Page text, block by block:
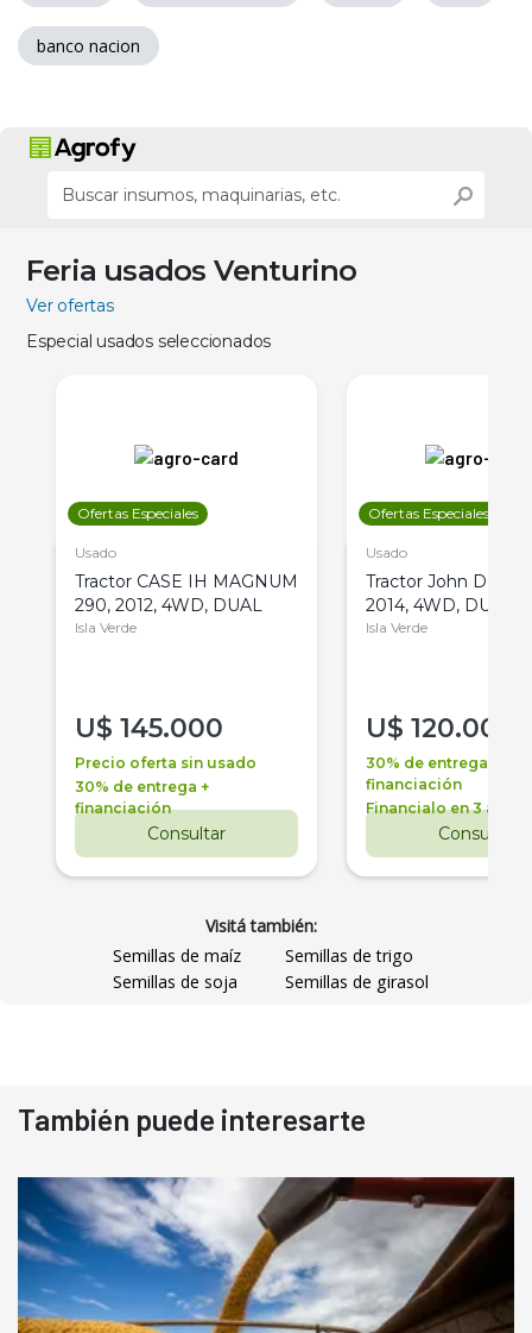
banco nacion
Feria usados Venturino
Ver ofertas
Especial usados seleccionados
Ofertas Especiales
Usado
Tractor CASE IH MAGNUM
290, 2012, 4WD, DUAL
Isla Verde
U$ 145.000
Precio oferta sin usado
30% de entrega +
financiación
Consultar
Ofertas Especiales
Usado
Tractor John Deere
2014, 4WD, DUAL
Isla Verde
U$ 120.000
30% de entrega +
financiación
Financialo en 3 años
Consultar
Visitá también:
Semillas de maíz
Semillas de trigo
Semillas de soja
Semillas de girasol
También puede interesarte